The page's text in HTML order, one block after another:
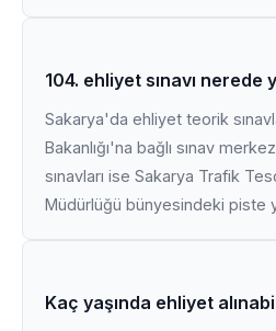
104. ehliyet sınavı nerede
Sakarya'da ehliyet teorik
Bakanlığı'na bağlı sınav
sınavları ise Sakarya Trafik
Müdürlüğü bünyesindeki piste
Kaç yaşında ehliyet